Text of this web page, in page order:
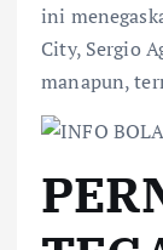
ini
City, Sergio
manapun,